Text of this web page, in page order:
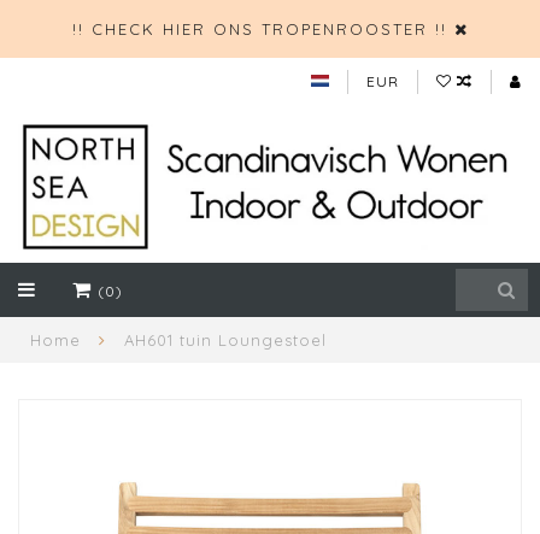
!! CHECK HIER ONS TROPENROOSTER !!
EUR
(0)
Home AH601 tuin Loungestoel